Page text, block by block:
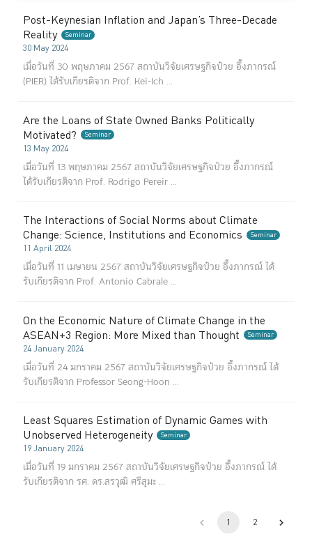
Post-Keynesian Inflation and Japan’s Three-Decade
Reality
Seminar
30 May 2024
เมื่อวันที่ 30 พฤษภาคม 2567 สถาบันวิจัยเศรษฐกิจป๋วย อึ๊งภากรณ์
(PIER) ได้รับเกียรติจาก Prof. Kei-Ich ...
Are the Loans of State Owned Banks Politically
Motivated?
Seminar
13 May 2024
เมื่อวันที่ 13 พฤษภาคม 2567 สถาบันวิจัยเศรษฐกิจป๋วย อึ๊งภากรณ์
ได้รับเกียรติจาก Prof. Rodrigo Pereir ...
The Interactions of Social Norms about Climate
Change: Science, Institutions and Economics
Seminar
11 April 2024
เมื่อวันที่ 11 เมษายน 2567 สถาบันวิจัยเศรษฐกิจป๋วย อึ๊งภากรณ์ ได้
รับเกียรติจาก Prof. Antonio Cabrale ...
On the Economic Nature of Climate Change in the
ASEAN+3 Region: More Mixed than Thought
Seminar
24 January 2024
เมื่อวันที่ 24 มกราคม 2567 สถาบันวิจัยเศรษฐกิจป๋วย อึ๊งภากรณ์ ได้
รับเกียรติจาก Professor Seong-Hoon ...
Least Squares Estimation of Dynamic Games with
Unobserved Heterogeneity
Seminar
19 January 2024
เมื่อวันที่ 19 มกราคม 2567 สถาบันวิจัยเศรษฐกิจป๋วย อึ๊งภากรณ์ ได้
รับเกียรติจาก รศ. ดร.สรวุฒิ ศรีสุมะ ...
1 2